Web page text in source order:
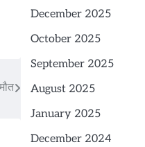
December 2025
October 2025
September 2025
August 2025
January 2025
December 2024